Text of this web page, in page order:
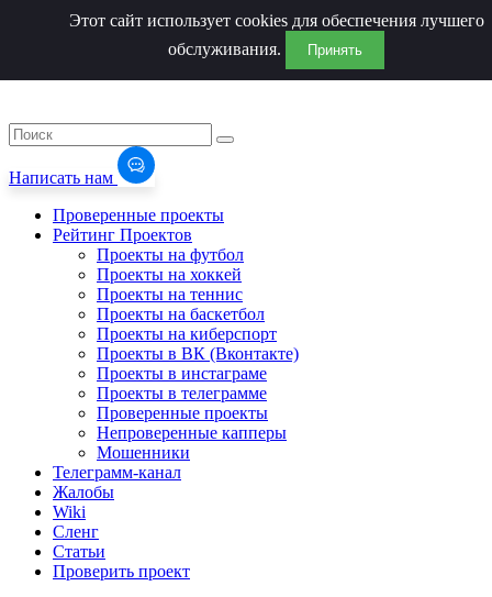
Написать нам
Проверенные проекты
Рейтинг Проектов
Проекты на футбол
Проекты на хоккей
Проекты на теннис
Проекты на баскетбол
Проекты на киберспорт
Проекты в ВК (Вконтакте)
Проекты в инстаграме
Проекты в телеграмме
Проверенные проекты
Непроверенные капперы
Мошенники
Телеграмм-канал
Жалобы
Wiki
Сленг
Статьи
Проверить проект
Этот сайт использует cookies для обеспечения лучшего
обслуживания.
Принять